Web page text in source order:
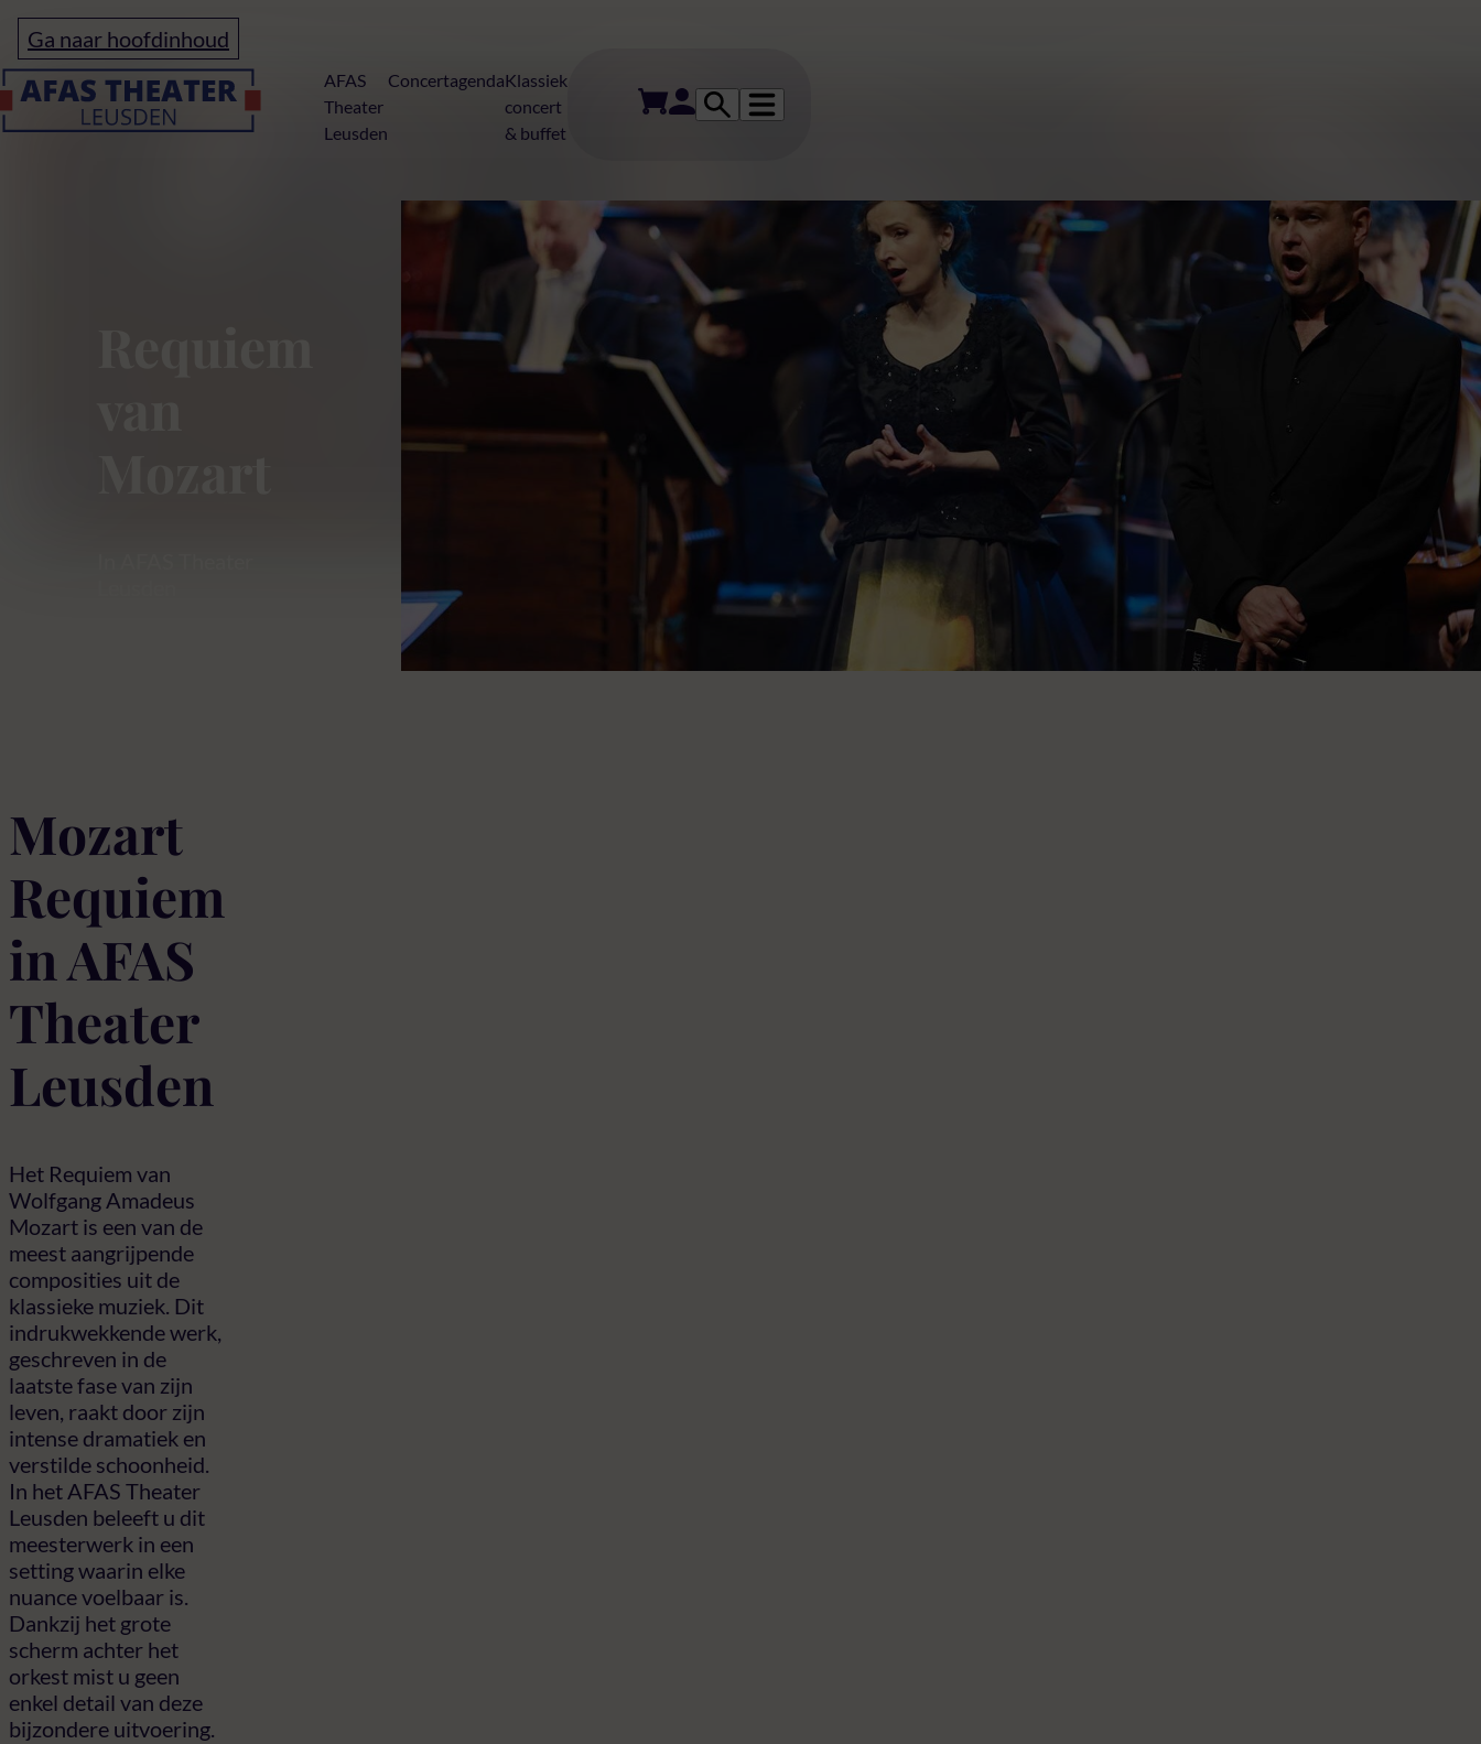
Ga naar hoofdinhoud
AFAS
Theater
Leusden
ConcertagendaKlassiek
concert
& buffet
Mozart Requiem in AFAS Theater Leusden
Mozart
Requiem
in AFAS
Theater
Leusden
Het Requiem van
Wolfgang Amadeus
Mozart is een van de
meest aangrijpende
composities uit de
klassieke muziek. Dit
indrukwekkende werk,
geschreven in de
laatste fase van zijn
leven, raakt door zijn
intense dramatiek en
verstilde schoonheid.
In het AFAS Theater
Leusden beleeft u dit
meesterwerk in een
setting waarin elke
nuance voelbaar is.
Dankzij het grote
scherm achter het
orkest mist u geen
enkel detail van deze
bijzondere uitvoering.